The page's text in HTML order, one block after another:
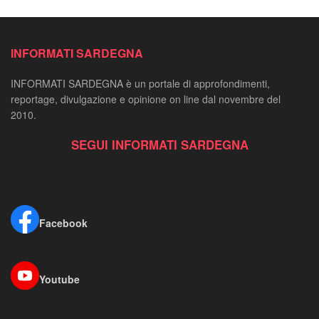
INFORMATI SARDEGNA
INFORMATI SARDEGNA è un portale di approfondimenti,
reportage, divulgazione e opinione on line dal novembre del
2010.
SEGUI INFORMATI SARDEGNA
Facebook
Youtube